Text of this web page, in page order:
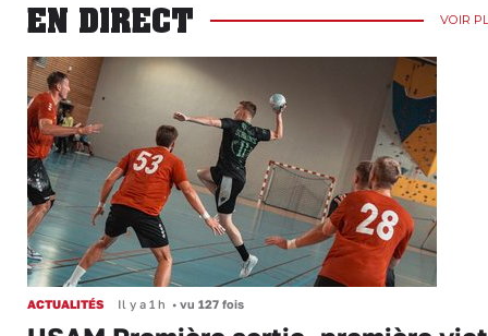
EN DIRECT VOIR
ACTUALITÉS Il y a 1 h • vu 127 fois